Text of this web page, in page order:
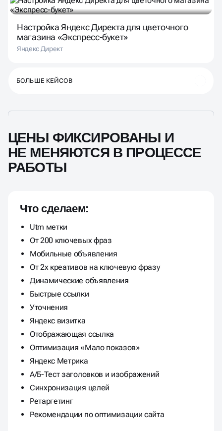
Настройка Яндекс Директа для цветочного
магазина «Экспресс-букет»
Яндекс Директ
ЦЕНЫ ФИКСИРОВАНЫ И
НЕ МЕНЯЮТСЯ В ПРОЦЕССЕ
РАБОТЫ
Utm метки
От 2х креативов на ключевую фразу
Быстрые ссылки
Уточнения
Яндекс визитка
Яндекс Метрика
Синхронизация целей
Рекомендации по оптимизации сайта